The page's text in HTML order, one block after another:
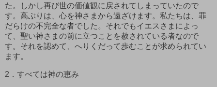
た。しかし再び世の価値観に戻されてしまっていたので
す。高ぶりは、心を神さまから遠ざけます。私たちは、罪
だらけの不完全な者でした。それでもイエスさまによっ
て、聖い神さまの前に立つことを赦されている者なので
す。それを認めて、へりくだって歩むことが求められてい
ます。
2 ．すべては神の恵み